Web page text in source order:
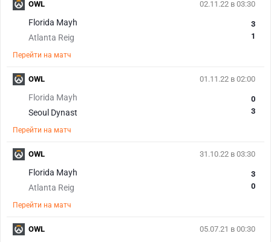
02.11.22 в 03:30
Florida Mayh
Atlanta Reig
3
1
Перейти на матч
OWL
01.11.22 в 02:00
Florida Mayh
Seoul Dynast
0
3
Перейти на матч
OWL
31.10.22 в 03:30
Florida Mayh
Atlanta Reig
3
0
Перейти на матч
OWL
05.07.21 в 00:30
OWL